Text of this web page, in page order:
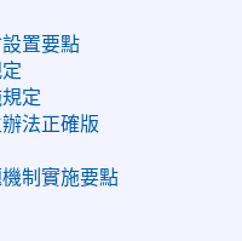
設置要點
定
法正確版
制實施要點